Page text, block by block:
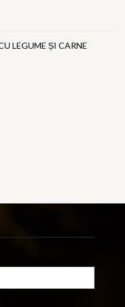
LEGUME ȘI CARNE